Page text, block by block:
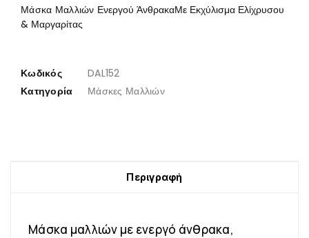
Μάσκα Μαλλιών Ενεργού ΆνθρακαΜε Εκχύλισμα Ελίχρυσου
& Μαργαρίτας
Κωδικός
DAL152
Κατηγορία
Μάσκες Μαλλιών
Περιγραφή
Μάσκα μαλλιών με ενεργό άνθρακα,